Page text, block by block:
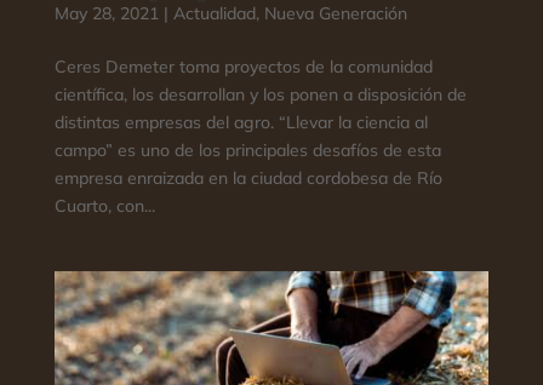
May 28, 2021 | Actualidad, Nueva Generación
Ceres Demeter toma proyectos de la comunidad
científica, los desarrollan y los ponen a disposición de
distintas empresas del agro. “Llevar la ciencia al
campo” es uno de los principales desafíos de esta
empresa enraizada en la ciudad cordobesa de Río
Cuarto, con...